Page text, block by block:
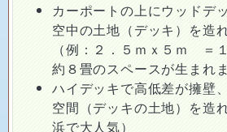
カーポートの上にウッドデ
空中の土地（デッキ）を造
（例：２．５ｍｘ５ｍ
約８畳のスペースが生まれ
ハイデッキで高低差が擁壁
空間（デッキの土地）を造
浜で大人気）